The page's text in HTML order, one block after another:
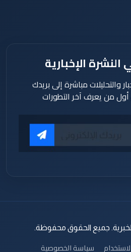
الإخبارية
والتحليلات مباشرة إلى بريدك
أول من يعرف آخر التطورات
سياسة الخصوصية